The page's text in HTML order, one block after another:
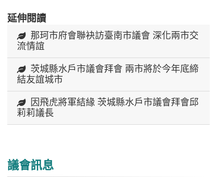
延伸閱讀
那珂市府會聯袂訪臺南市議會 深化兩市交
流情誼
茨城縣水戶市議會拜會 兩市將於今年底締
結友誼城市
因飛虎將軍結緣 茨城縣水戶市議會拜會邱
莉莉議長
議會訊息